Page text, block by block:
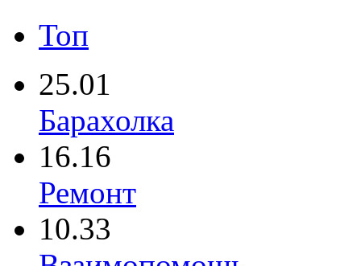
Топ
25.01
Барахолка
16.16
Ремонт
10.33